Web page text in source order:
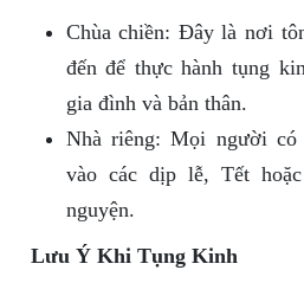
Chùa chiền: Đây là nơi
đến để thực hành tụng
gia đình và bản thân.
Nhà riêng: Mọi người
vào các dịp lễ, Tết
nguyện.
Lưu Ý Khi Tụng Kinh